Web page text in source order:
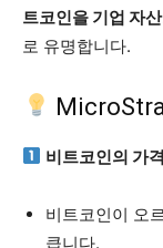
트코인을 기업 자
로 유명합니다.
비트코인의 가
비트코인이 오
큽니다.